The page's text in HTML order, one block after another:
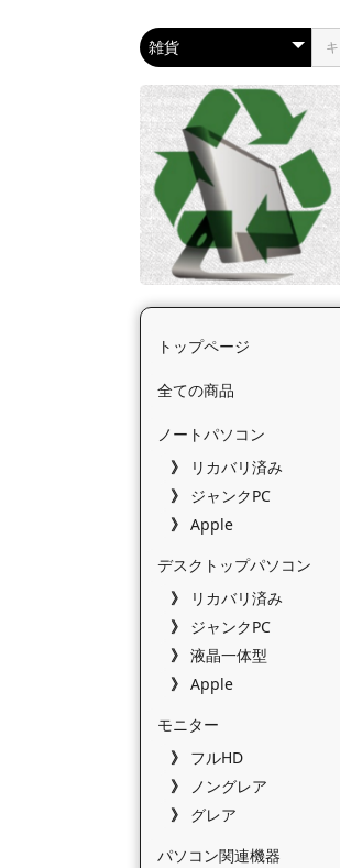
トップページ
全ての商品
ノートパソコン
リカバリ済み
ジャンクPC
Apple
デスクトップパソコン
リカバリ済み
ジャンクPC
液晶一体型
Apple
モニター
フルHD
ノングレア
グレア
パソコン関連機器